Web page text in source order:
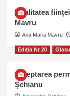
Dualitatea
Mavru
Ana Maria Mavru
Ediția Nr 20
Așteptarea
Șchianu